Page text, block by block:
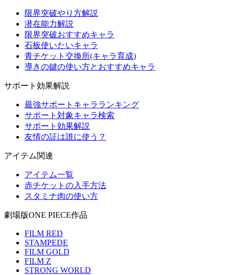
限界突破やり方解説
潜在能力解説
限界突破おすすめキャラ
石板使いたいキャラ
青チケット交換所(キャラ育成)
導きの鍵の使い方とおすすめキャラ
サポート効果解説
最強サポートキャラランキング
サポート対象キャラ検索
サポート効果解説
友情の証は誰に使う？
アイテム関連
アイテム一覧
赤チケットの入手方法
スタミナ肉の使い方
劇場版ONE PIECE作品
FILM RED
STAMPEDE
FILM GOLD
FILM Z
STRONG WORLD